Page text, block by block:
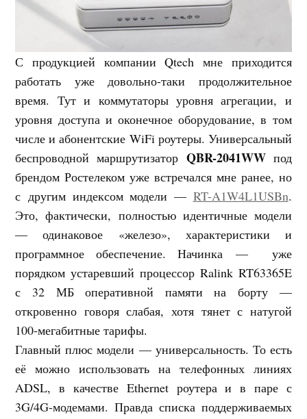
С продукцией компании Qtech мне приходится
работать уже довольно-таки продолжительное
время. Тут и коммутаторы уровня агрегации, и
уровня доступа и оконечное оборудование, в том
числе и абонентские WiFi роутеры. Универсальный
беспроводной маршрутизатор QBR-2041WWпод
брендом Ростелеком уже встречался мне ранее, но
с другим индексом модели — RT-A1W4L1USBn.
Это, фактически, полностью идентичные модели
— одинаковое «железо», характеристики и
программное обеспечение. Начинка — уже
порядком устаревший процессор Ralink RT63365E
с 32 МБ оперативной памяти на борту —
откровенно говоря слабая, хотя тянет с натугой
100-мегабитные тарифы.
Главный плюс модели — универсальность. То есть
её можно использовать на телефонных линиях
ADSL, в качестве Ethernet роутера и в паре с
3G/4G-модемами. Правда списка поддерживаемых